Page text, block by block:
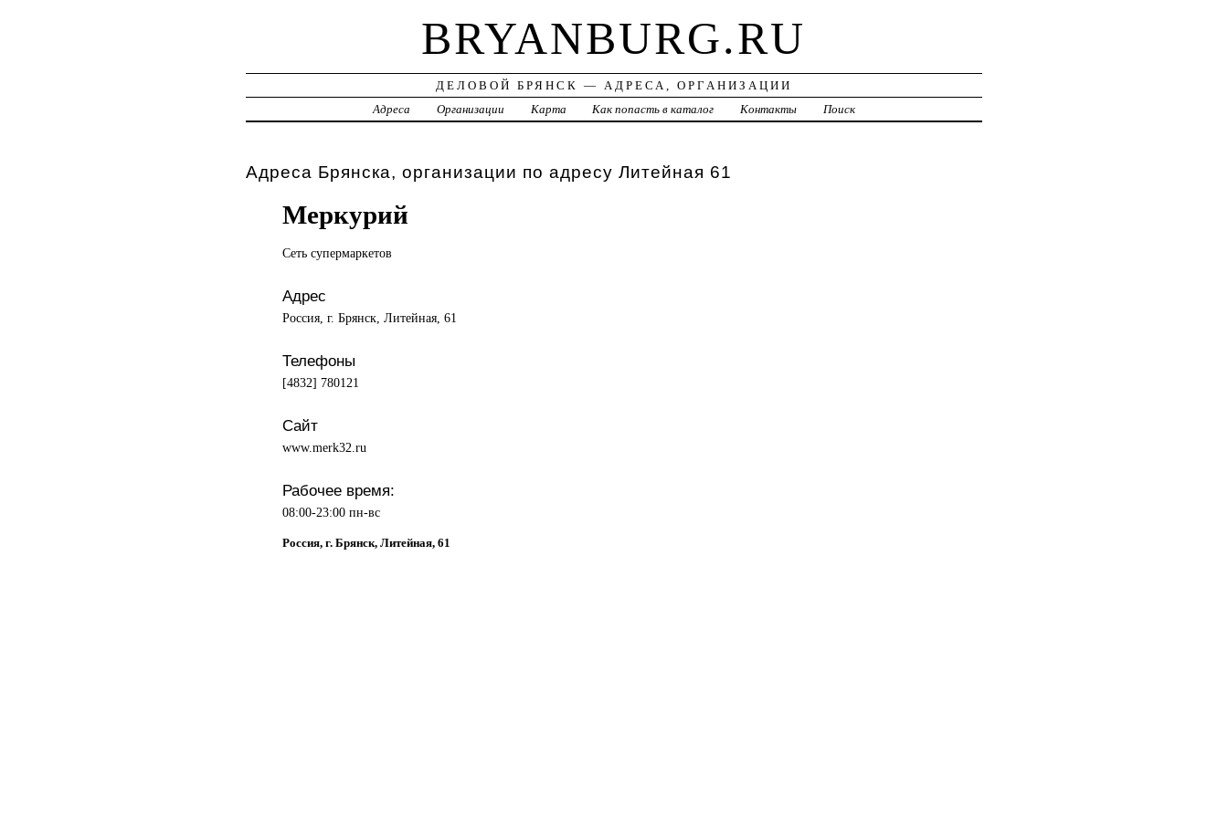
BRYANBURG.RU
ДЕЛОВОЙ БРЯНСК — АДРЕСА, ОРГАНИЗАЦИИ
Адреса
Организации Карта Как попасть в каталог Контакты Поиск
Адреса Брянска, организации по адресу Литейная 61
Меркурий
Сеть супермаркетов
Адрес
Россия, г. Брянск, Литейная, 61
Телефоны
[4832] 780121
Сайт
www.merk32.ru
Рабочее время:
08:00-23:00 пн-вс
Россия, г. Брянск, Литейная, 61